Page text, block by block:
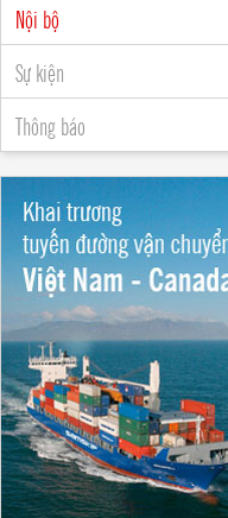
Nội bộ
Sự kiện
Thông báo